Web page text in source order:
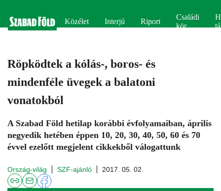
Közélet Interjú Riport
Családi
kör
Röpködtek a kólás-, boros- és
mindenféle üvegek a balatoni
vonatokból
A Szabad Föld hetilap korábbi évfolyamaiban, április
negyedik hetében éppen 10, 20, 30, 40, 50, 60 és 70
évvel ezelőtt megjelent cikkekből válogattunk
Ország-világ SZF-ajánló 2017. 05. 02.